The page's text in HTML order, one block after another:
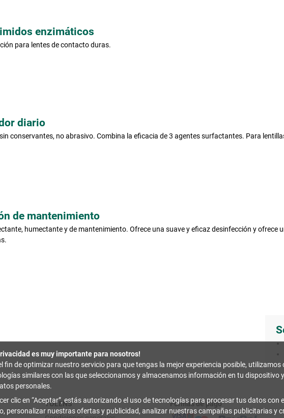
enzimáticos
para lentes de contacto duras.
diario
conservantes, no abrasivo. Combina la eficacia de 3 agentes surfactantes. Para
de mantenimiento
humectante y de mantenimiento. Ofrece una suave y eficaz desinfección y ofrece
TOLENS
Formas de pago
es muy importante para nosotros!
fin de optimizar nuestro servicio para que tengas la mejor experiencia posible, utilizamos
similares con las que seleccionamos y almacenamos información en tu dispositivo
personales.
clic en Aceptar , estás autorizando el uso de tecnologías para procesar tus datos con
personalizar nuestras ofertas y publicidad, analizar nuestras campañas publicitarias y